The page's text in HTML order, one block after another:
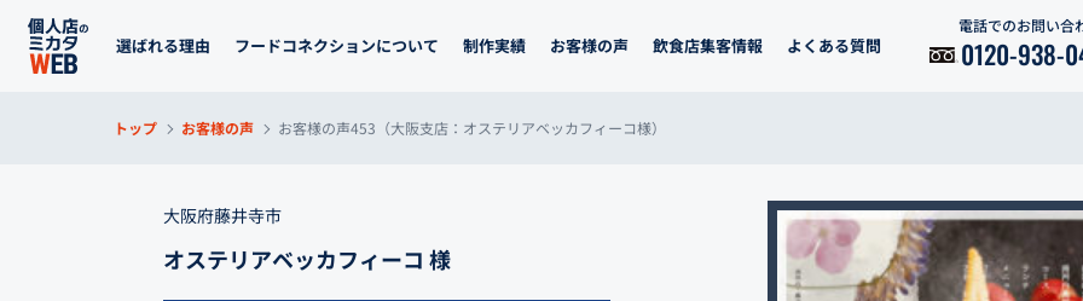
選ばれる理由 フードコネクションについて 制作実績 お客様の声 飲食店集客情報 よくある質問
電話でのお問い合
0120-938-
トップ お客様の声 お客様の声453（大阪支店：オステリアベッカフィーコ様）
大阪府藤井寺市
オステリアベッカフィーコ 様